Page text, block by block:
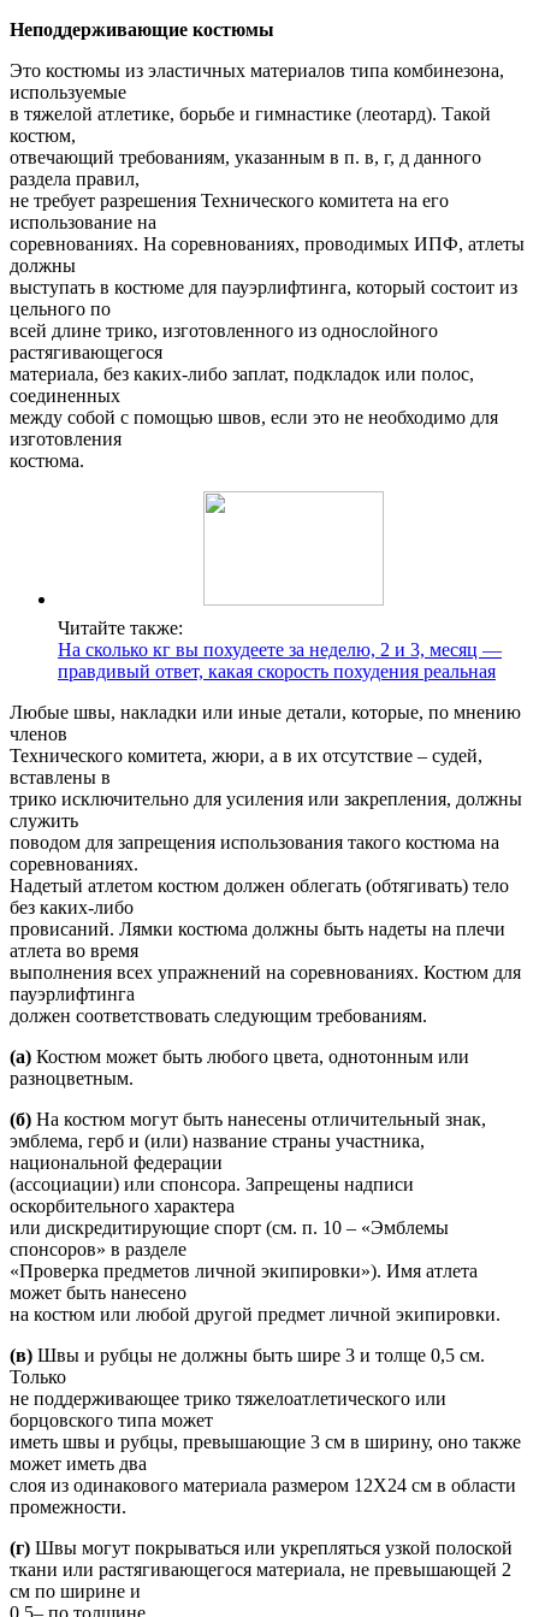
Неподдерживающие костюмы
Это костюмы из эластичных материалов типа комбинезона,
используемые
в тяжелой атлетике, борьбе и гимнастике (леотард). Такой
костюм,
отвечающий требованиям, указанным в п. в, г, д данного
раздела правил,
не требует разрешения Технического комитета на его
использование на
соревнованиях. На соревнованиях, проводимых ИПФ, атлеты
должны
выступать в костюме для пауэрлифтинга, который состоит из
цельного по
всей длине трико, изготовленного из однослойного
растягивающегося
материала, без каких-либо заплат, подкладок или полос,
соединенных
между собой с помощью швов, если это не необходимо для
изготовления
костюма.
Читайте также:
На сколько кг вы похудеете за неделю, 2 и 3, месяц —
правдивый ответ, какая скорость похудения реальная
Любые швы, накладки или иные детали, которые, по мнению
членов
Технического комитета, жюри, а в их отсутствие – судей,
вставлены в
трико исключительно для усиления или закрепления, должны
служить
поводом для запрещения использования такого костюма на
соревнованиях.
Надетый атлетом костюм должен облегать (обтягивать) тело
без каких-либо
провисаний. Лямки костюма должны быть надеты на плечи
атлета во время
выполнения всех упражнений на соревнованиях. Костюм для
пауэрлифтинга
должен соответствовать следующим требованиям.
(а) Костюм может быть любого цвета, однотонным или
разноцветным.
(б) На костюм могут быть нанесены отличительный знак,
эмблема, герб и (или) название страны участника,
национальной федерации
(ассоциации) или спонсора. Запрещены надписи
оскорбительного характера
или дискредитирующие спорт (см. п. 10 – «Эмблемы
спонсоров» в разделе
«Проверка предметов личной экипировки»). Имя атлета
может быть нанесено
на костюм или любой другой предмет личной экипировки.
(в) Швы и рубцы не должны быть шире 3 и толще 0,5 см.
Только
не поддерживающее трико тяжелоатлетического или
борцовского типа может
иметь швы и рубцы, превышающие 3 см в ширину, оно также
может иметь два
слоя из одинакового материала размером 12Х24 см в области
промежности.
(г) Швы могут покрываться или укрепляться узкой полоской
ткани или растягивающегося материала, не превышающей 2
см по ширине и
0,5– по толщине.